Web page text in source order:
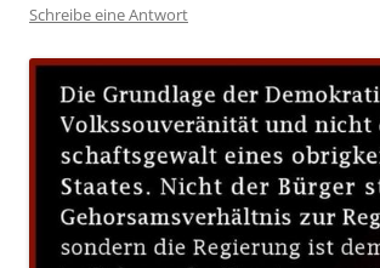
Schreibe eine Antwort